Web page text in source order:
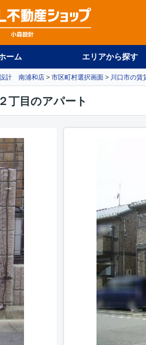
ーム エリアから探す
設計 南浦和店 市区町村選択画面 川口市の賃
丁目のアパート